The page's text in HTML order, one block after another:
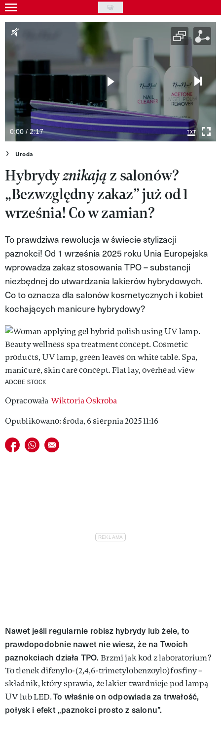
Skip
to
main
Gwiazdy
Styl życia
Kultura
Wideo
Nasze akcje
VIVA!ART
VIVA!MODA
VIVA!MAN
VIVA!PEOPLE POWER
VIVA!ITAKA
MAGAZYN VIVA!
0:00 / 2:17
Uroda
Hybrydyznikająz salonów?
„Bezwzględny zakaz” już od 1
września! Co w zamian?
To prawdziwa rewolucja w świecie stylizacji
paznokci! Od 1 września 2025 roku Unia Europejska
wprowadza zakaz stosowania TPO – substancji
niezbędnej do utwardzania lakierów hybrydowych.
Co to oznacza dla salonów kosmetycznych i kobiet
kochających manicure hybrydowy?
ADOBE STOCK
Opracowała Wiktoria Oskroba
Opublikowano: środa, 6 sierpnia 2025 11:16
Udostępnij na facebook
Udostępnij na whatsapp
E-mail do przyjaciela
Nawet jeśli regularnie robisz hybrydy lub żele, to
prawdopodobnie nawet nie wiesz, że na Twoich
paznokciach działa TPO. Brzmi jak kod z laboratorium?
To tlenek difenylo-(2,4,6-trimetylobenzoylo)fosfiny –
składnik, który sprawia, że lakier twardnieje pod lampą
UV lub LED.To właśnie on odpowiada za trwałość,
połysk i efekt „paznokci prosto z salonu”.